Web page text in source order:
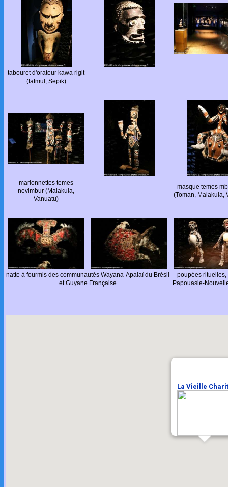
tabouret d'orateur kawa rigit
(Iatmul, Sepik)
marionnettes temes
nevimbur (Malakula,
Vanuatu)
masque temes
(Toman, Malakula,
natte à fourmis des communautés Wayana-Apalaï du Brésil
et Guyane Française
poupées rituelles,
Papouasie-
La Vieille